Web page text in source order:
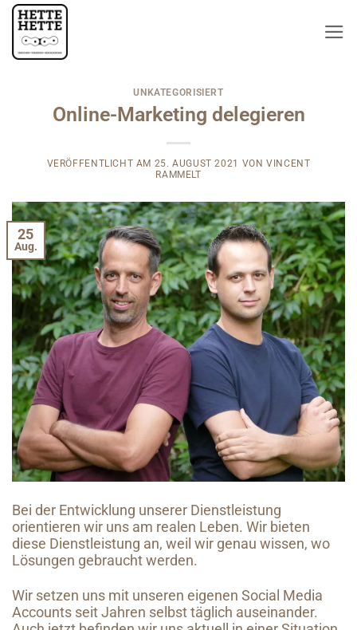
Zum
Inhalt
springen
UNKATEGORISIERT
Online-Marketing delegieren
VERÖFFENTLICHT AM 25. AUGUST 2021 VONVINCENT
RAMMELT
25
Aug.
Bei der Entwicklung unserer Dienstleistung
orientieren wir uns am realen Leben. Wir bieten
diese Dienstleistung an, weil wir genau wissen, wo
Lösungen gebraucht werden.
Wir setzen uns mit unseren eigenen Social Media
Accounts seit Jahren selbst täglich auseinander.